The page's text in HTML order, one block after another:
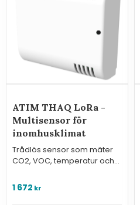
ATIM THAQ LoRa -
Multisensor för
inomhusklimat
Trådlös sensor som mäter
CO2, VOC, temperatur och
luftkvalitet.
1 672 kr